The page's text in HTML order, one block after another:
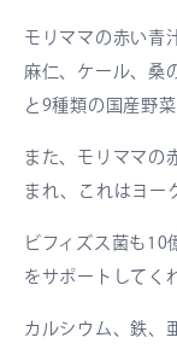
モリママの赤い青
麻仁、ケール、桑
と9種類の国産野菜
また、モリママの
まれ、これはヨー
ビフィズス菌も10
をサポートしてく
カルシウム、鉄、